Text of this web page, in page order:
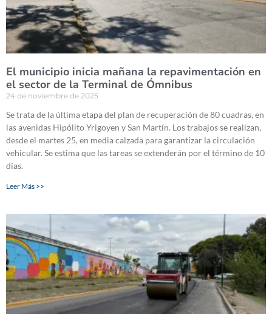
El municipio inicia mañana la repavimentación en
el sector de la Terminal de Ómnibus
24 de noviembre de 2025
Se trata de la última etapa del plan de recuperación de 80 cuadras, en
las avenidas Hipólito Yrigoyen y San Martín. Los trabajos se realizan,
desde el martes 25, en media calzada para garantizar la circulación
vehicular. Se estima que las tareas se extenderán por el término de 10
días.
Leer Más >>